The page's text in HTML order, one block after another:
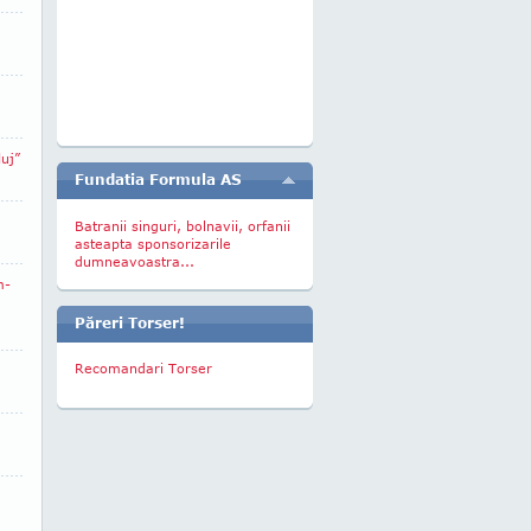
Fundatia Formula AS
Batranii singuri, bolnavii, orfanii
asteapta sponsorizarile
dumneavoastra...
Păreri Torser!
Recomandari Torser